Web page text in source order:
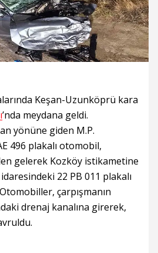
Keşan-Uzunköprü kara
’nda meydana geldi.
yönüne giden M.P.
496 plakalı otomobil,
gelerek Kozköy istikametine
22 PB 011 plakalı
çarpışmanın
drenaj kanalına girerek,